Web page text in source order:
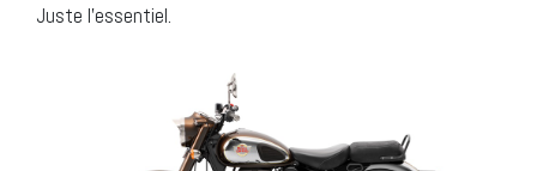
Juste l’essentiel.